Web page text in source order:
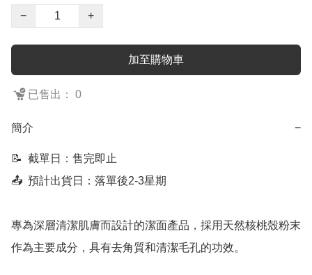
−
+
加至購物車
已售出： 0
簡介 −
📝  截單日：售完即止
📤  預計出貨日：落單後2-3星期
專為深層清潔肌膚而設計的潔面產品，採用天然核桃殼粉末
作為主要成分，具有去角質和清潔毛孔的功效。